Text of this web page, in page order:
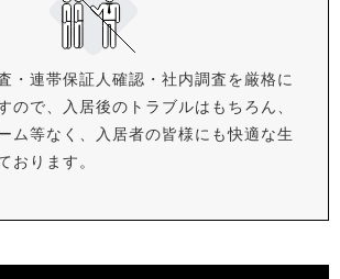
・連帯保証人確認・社内調査を厳格に
ので、入居後のトラブルはもちろん、
ム等なく、入居者の皆様にも快適な生
おります。